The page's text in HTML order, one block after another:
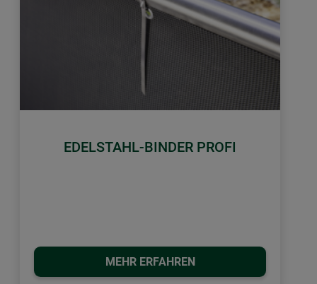
EDELSTAHL-BINDER PROFI
MEHR ERFAHREN